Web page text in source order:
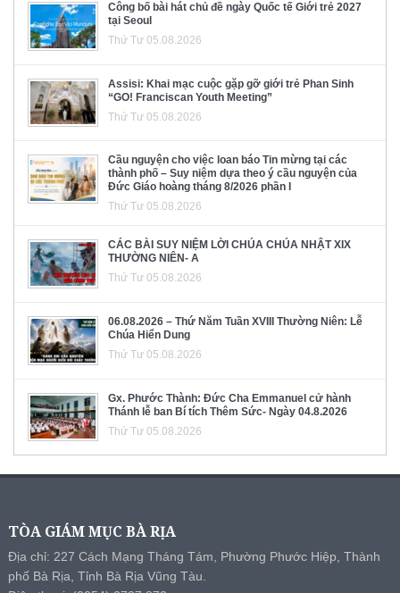
Công bố bài hát chủ đề ngày Quốc tế Giới trẻ 2027
tại Seoul
Thứ Tư 05.08.2026
Assisi: Khai mạc cuộc gặp gỡ giới trẻ Phan Sinh
“GO! Franciscan Youth Meeting”
Thứ Tư 05.08.2026
Cầu nguyện cho việc loan báo Tin mừng tại các
thành phố – Suy niệm dựa theo ý cầu nguyện của
Đức Giáo hoàng tháng 8/2026 phần I
Thứ Tư 05.08.2026
CÁC BÀI SUY NIỆM LỜI CHÚA CHÚA NHẬT XIX
THƯỜNG NIÊN- A
Thứ Tư 05.08.2026
06.08.2026 – Thứ Năm Tuần XVIII Thường Niên: Lễ
Chúa Hiển Dung
Thứ Tư 05.08.2026
Gx. Phước Thành: Đức Cha Emmanuel cử hành
Thánh lễ ban Bí tích Thêm Sức- Ngày 04.8.2026
Thứ Tư 05.08.2026
TÒA GIÁM MỤC BÀ RỊA
Địa chỉ: 227 Cách Mạng Tháng Tám, Phường Phước Hiệp, Thành
phố Bà Rịa, Tỉnh Bà Rịa Vũng Tàu.